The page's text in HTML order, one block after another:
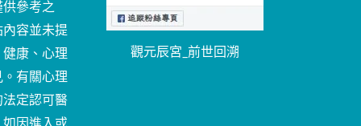
參考之
容並未提
康、心理
有關心理
定認可醫
觀元辰宮_前世回溯